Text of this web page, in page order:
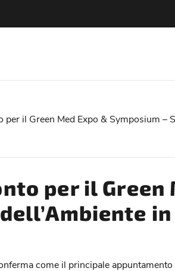
per il Green Med Expo & Symposium –
per il Green
come il principale